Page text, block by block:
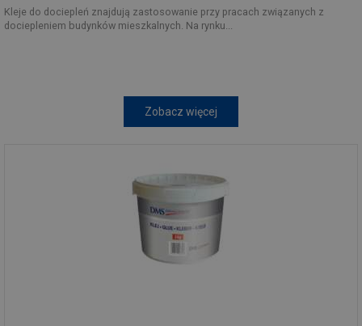
Kleje do dociepleń znajdują zastosowanie przy pracach związanych z
dociepleniem budynków mieszkalnych. Na rynku...
Zobacz więcej